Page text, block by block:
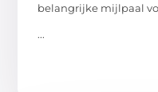
belangrijke mijlpaal
...